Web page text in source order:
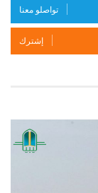
تواصلو معنا
إشترك